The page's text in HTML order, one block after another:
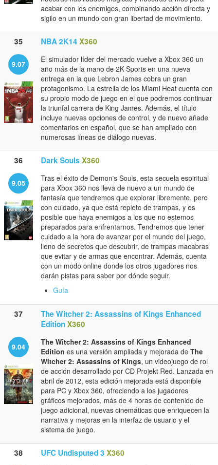
acabar con los enemigos, combinando acción directa y
sigilo en un mundo con gran libertad de movimiento.
35 NBA 2K14 X360
9.07
El simulador líder del mercado vuelve a Xbox 360 un
año más de la mano de 2K Sports en una nueva
entrega en la que Lebron James cobra un gran
protagonismo. La estrella de los Miami Heat cuenta con
su propio modo de juego en el que podremos continuar
la triunfal carrera de King James. Además, el título
incluye nuevas opciones de control, y de nuevo añade
comentarios en español, que se han ampliado con
numerosas líneas de diálogo nuevas.
36 Dark Souls X360
9.05
Tras el éxito de Demon's Souls, esta secuela espiritual
para Xbox 360 nos lleva de nuevo a un mundo de
fantasía que tendremos que explorar libremente, pero
con cuidado, ya que está repleto de trampas, y es
posible que haya enemigos a los que no estemos
preparados para enfrentarnos. Tendremos que tener
cuidado a la hora de avanzar por el mundo del juego,
lleno de secretos que descubrir, de trampas macabras
que evitar y de armas que encontrar. Además, cuenta
con un modo online donde los otros jugadores nos
darán pistas para saber por dónde seguir.
Guía
37
The Witcher 2: Assassins of Kings Enhanced
EditionX360
9.04
The Witcher 2: Assassins of Kings Enhanced
Edition es una versión ampliada y mejorada de The
Witcher 2: Assassins of Kings, un videojuego de rol
de acción desarrollado por CD Projekt Red. Lanzada en
abril de 2012, esta edición mejorada está disponible
para PC y Xbox 360, ofreciendo a los jugadores
gráficos mejorados, más de 4 horas de contenido de
juego adicional, nuevas cinemáticas que enriquecen la
narrativa y mejoras en la interfaz de usuario y el
sistema de juego.
38 UFC Undisputed 3 X360